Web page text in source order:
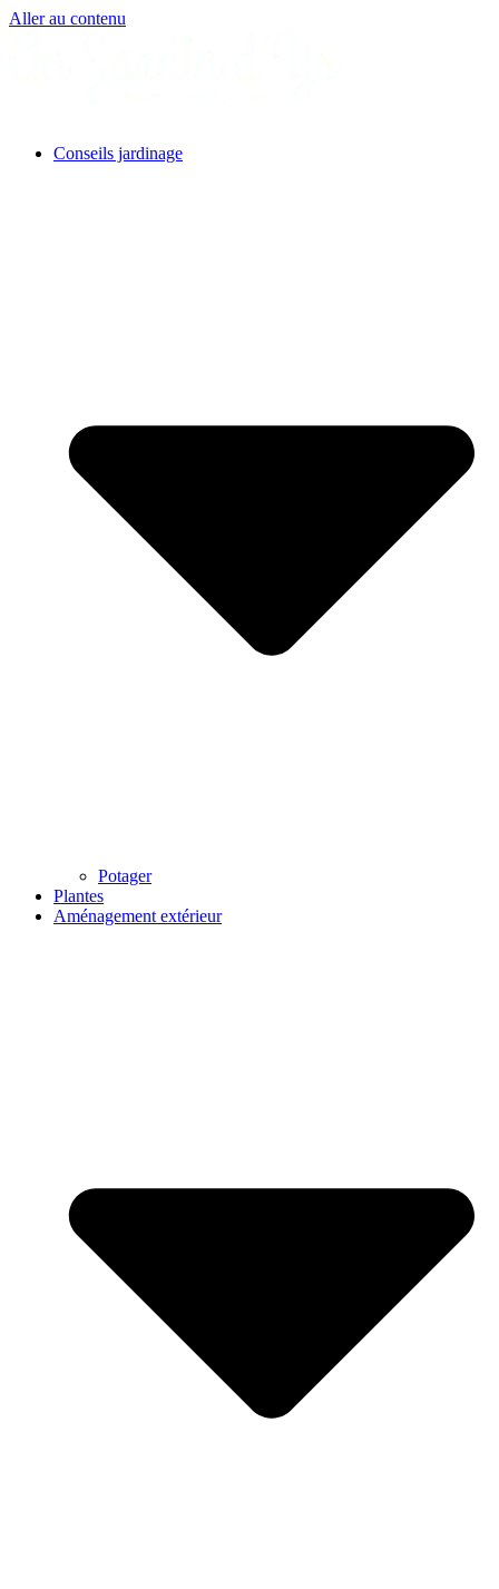
Aller au contenu
Conseils jardinage
Potager
Plantes
Aménagement extérieur